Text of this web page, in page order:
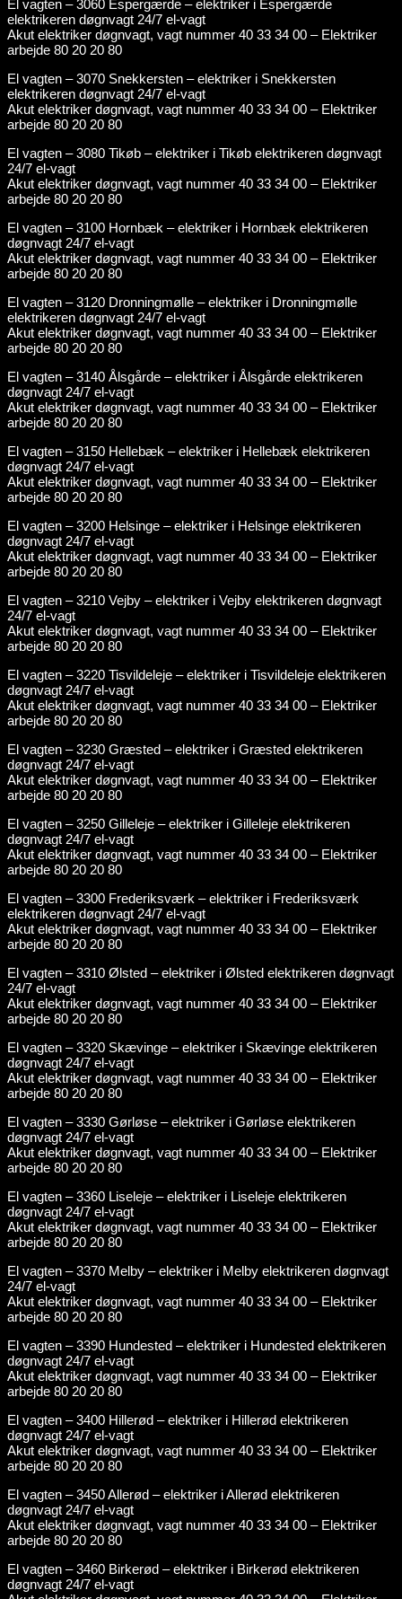
El vagten – 3060 Espergærde – elektriker i Espergærde
elektrikeren døgnvagt 24/7 el-vagt
Akut elektriker døgnvagt, vagt nummer 40 33 34 00 – Elektriker
arbejde 80 20 20 80
El vagten – 3070 Snekkersten – elektriker i Snekkersten
elektrikeren døgnvagt 24/7 el-vagt
Akut elektriker døgnvagt, vagt nummer 40 33 34 00 – Elektriker
arbejde 80 20 20 80
El vagten – 3080 Tikøb – elektriker i Tikøb elektrikeren døgnvagt
24/7 el-vagt
Akut elektriker døgnvagt, vagt nummer 40 33 34 00 – Elektriker
arbejde 80 20 20 80
El vagten – 3100 Hornbæk – elektriker i Hornbæk elektrikeren
døgnvagt 24/7 el-vagt
Akut elektriker døgnvagt, vagt nummer 40 33 34 00 – Elektriker
arbejde 80 20 20 80
El vagten – 3120 Dronningmølle – elektriker i Dronningmølle
elektrikeren døgnvagt 24/7 el-vagt
Akut elektriker døgnvagt, vagt nummer 40 33 34 00 – Elektriker
arbejde 80 20 20 80
El vagten – 3140 Ålsgårde – elektriker i Ålsgårde elektrikeren
døgnvagt 24/7 el-vagt
Akut elektriker døgnvagt, vagt nummer 40 33 34 00 – Elektriker
arbejde 80 20 20 80
El vagten – 3150 Hellebæk – elektriker i Hellebæk elektrikeren
døgnvagt 24/7 el-vagt
Akut elektriker døgnvagt, vagt nummer 40 33 34 00 – Elektriker
arbejde 80 20 20 80
El vagten – 3200 Helsinge – elektriker i Helsinge elektrikeren
døgnvagt 24/7 el-vagt
Akut elektriker døgnvagt, vagt nummer 40 33 34 00 – Elektriker
arbejde 80 20 20 80
El vagten – 3210 Vejby – elektriker i Vejby elektrikeren døgnvagt
24/7 el-vagt
Akut elektriker døgnvagt, vagt nummer 40 33 34 00 – Elektriker
arbejde 80 20 20 80
El vagten – 3220 Tisvildeleje – elektriker i Tisvildeleje elektrikeren
døgnvagt 24/7 el-vagt
Akut elektriker døgnvagt, vagt nummer 40 33 34 00 – Elektriker
arbejde 80 20 20 80
El vagten – 3230 Græsted – elektriker i Græsted elektrikeren
døgnvagt 24/7 el-vagt
Akut elektriker døgnvagt, vagt nummer 40 33 34 00 – Elektriker
arbejde 80 20 20 80
El vagten – 3250 Gilleleje – elektriker i Gilleleje elektrikeren
døgnvagt 24/7 el-vagt
Akut elektriker døgnvagt, vagt nummer 40 33 34 00 – Elektriker
arbejde 80 20 20 80
El vagten – 3300 Frederiksværk – elektriker i Frederiksværk
elektrikeren døgnvagt 24/7 el-vagt
Akut elektriker døgnvagt, vagt nummer 40 33 34 00 – Elektriker
arbejde 80 20 20 80
El vagten – 3310 Ølsted – elektriker i Ølsted elektrikeren døgnvagt
24/7 el-vagt
Akut elektriker døgnvagt, vagt nummer 40 33 34 00 – Elektriker
arbejde 80 20 20 80
El vagten – 3320 Skævinge – elektriker i Skævinge elektrikeren
døgnvagt 24/7 el-vagt
Akut elektriker døgnvagt, vagt nummer 40 33 34 00 – Elektriker
arbejde 80 20 20 80
El vagten – 3330 Gørløse – elektriker i Gørløse elektrikeren
døgnvagt 24/7 el-vagt
Akut elektriker døgnvagt, vagt nummer 40 33 34 00 – Elektriker
arbejde 80 20 20 80
El vagten – 3360 Liseleje – elektriker i Liseleje elektrikeren
døgnvagt 24/7 el-vagt
Akut elektriker døgnvagt, vagt nummer 40 33 34 00 – Elektriker
arbejde 80 20 20 80
El vagten – 3370 Melby – elektriker i Melby elektrikeren døgnvagt
24/7 el-vagt
Akut elektriker døgnvagt, vagt nummer 40 33 34 00 – Elektriker
arbejde 80 20 20 80
El vagten – 3390 Hundested – elektriker i Hundested elektrikeren
døgnvagt 24/7 el-vagt
Akut elektriker døgnvagt, vagt nummer 40 33 34 00 – Elektriker
arbejde 80 20 20 80
El vagten – 3400 Hillerød – elektriker i Hillerød elektrikeren
døgnvagt 24/7 el-vagt
Akut elektriker døgnvagt, vagt nummer 40 33 34 00 – Elektriker
arbejde 80 20 20 80
El vagten – 3450 Allerød – elektriker i Allerød elektrikeren
døgnvagt 24/7 el-vagt
Akut elektriker døgnvagt, vagt nummer 40 33 34 00 – Elektriker
arbejde 80 20 20 80
El vagten – 3460 Birkerød – elektriker i Birkerød elektrikeren
døgnvagt 24/7 el-vagt